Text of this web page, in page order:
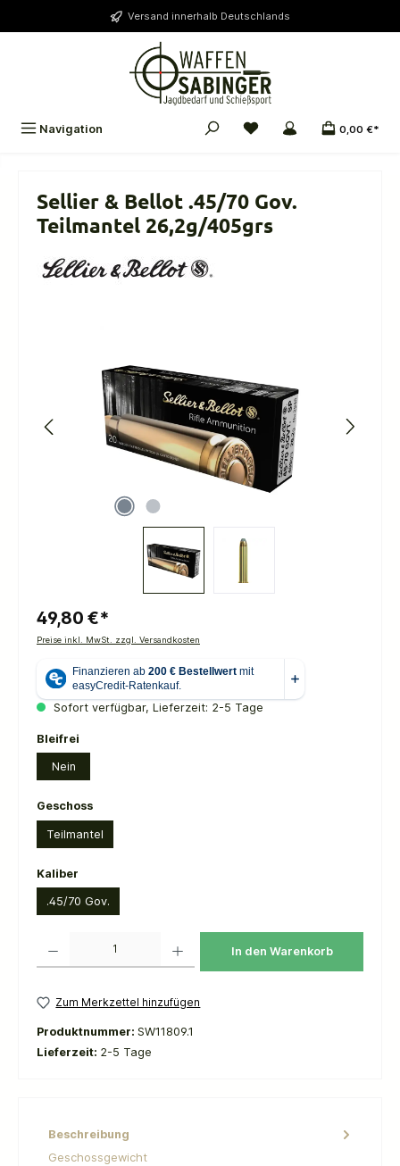
Versand innerhalb Deutschlands
Navigation 0,00 €*
Sellier & Bellot .45/70 Gov.
Teilmantel 26,2g/405grs
49,80 €*
Preise inkl. MwSt. zzgl. Versandkosten
Sofort verfügbar, Lieferzeit: 2-5 Tage
Bleifrei
Nein
Geschossauswählen
Teilmantel
Kaliber
.45/70 Gov.
In den Warenkorb
Zum Merkzettel hinzufügen
Produktnummer: SW11809.1
Lieferzeit: 2-5 Tage
Beschreibung
Geschossgewicht